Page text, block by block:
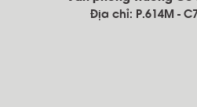
Địa chỉ: P.614M -